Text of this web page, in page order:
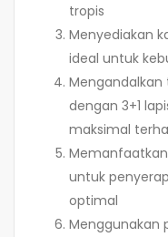
tropis
Menyediakan
ideal untuk
dengan 3+1
maksimal
untuk
optimal
Menggunakan